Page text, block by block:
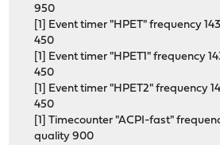
950
[1] Event timer "HPET" frequency
450
[1] Event timer "HPET1" frequency
450
[1] Event timer "HPET2" frequency
450
[1] Timecounter "ACPI-fast"
quality 900